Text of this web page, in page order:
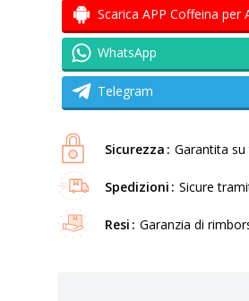
Scarica APP Coffeina per
WhatsApp
Telegram
Sicurezza Garantita
Spedizioni Sicure
Resi Garanzia di